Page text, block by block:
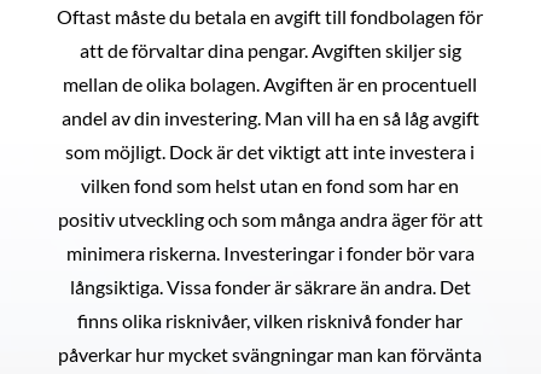
Oftast måste du betala en avgift till fondbolagen för
att de förvaltar dina pengar. Avgiften skiljer sig
mellan de olika bolagen. Avgiften är en procentuell
andel av din investering. Man vill ha en så låg avgift
som möjligt. Dock är det viktigt att inte investera i
vilken fond som helst utan en fond som har en
positiv utveckling och som många andra äger för att
minimera riskerna. Investeringar i fonder bör vara
långsiktiga. Vissa fonder är säkrare än andra. Det
finns olika risknivåer, vilken risknivå fonder har
påverkar hur mycket svängningar man kan förvänta